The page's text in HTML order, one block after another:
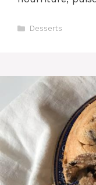
Catégories
Desserts